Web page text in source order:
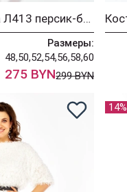
Костюм hOla_la Л413 персик-бронза
Размеры:
48,50,52,54,56,58,60
275 BYN299 BYN
14%